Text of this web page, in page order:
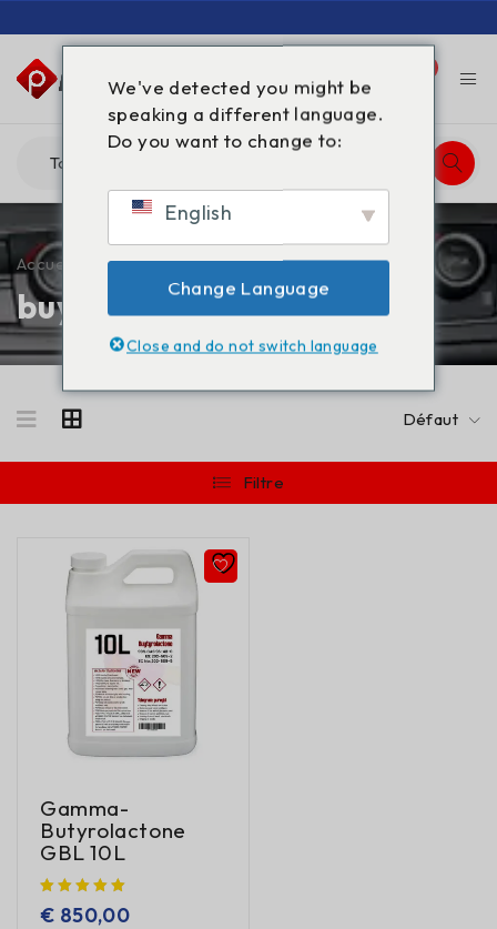
buy gbl spain
Accueil Produits identifiés “buy gbl spain”
Défaut
Filtre
Gamma-
Butyrolactone
GBL 10L
€ 850,00
We've detected you might be
speaking a different language.
Do you want to change to:
English
Change Language
Close and do not switch language